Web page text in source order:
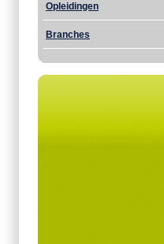
Opleidingen
Branches